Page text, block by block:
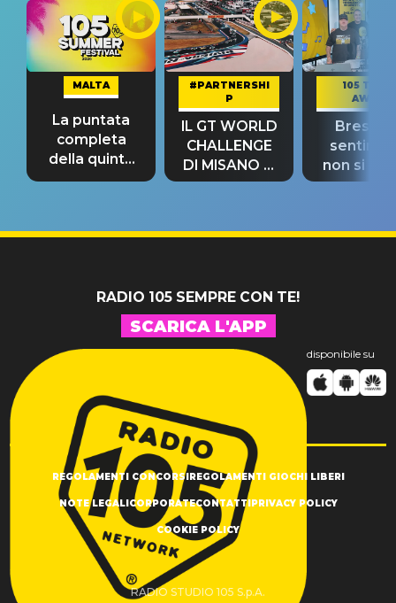
MALTA
La puntata
completa
della quinta
tappa
#PARTNERSHI
P
IL GT WORLD
CHALLENGE
DI MISANO si
riconferma
105 TAKE
AWAY
Bresh:
non si
fino alla
RADIO 105 SEMPRE CON TE!
SCARICA L'APP
disponibile su
REGOLAMENTI CONCORSIREGOLAMENTI GIOCHI LIBERI
NOTE LEGALICORPORATECONTATTIPRIVACY POLICY
COOKIE POLICY
RADIO STUDIO 105 S.p.A.